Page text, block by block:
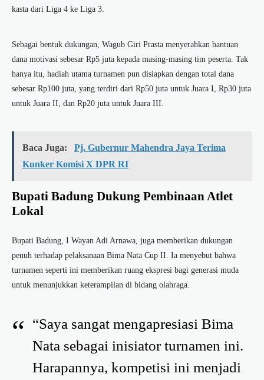
kasta dari Liga 4 ke Liga 3.
Sebagai bentuk dukungan, Wagub Giri Prasta menyerahkan bantuan
dana motivasi sebesar Rp5 juta kepada masing-masing tim peserta. Tak
hanya itu, hadiah utama turnamen pun disiapkan dengan total dana
sebesar Rp100 juta, yang terdiri dari Rp50 juta untuk Juara I, Rp30 juta
untuk Juara II, dan Rp20 juta untuk Juara III.
Baca Juga:
Pj. Gubernur Mahendra Jaya Terima
Kunker Komisi X DPR RI
Bupati Badung Dukung Pembinaan Atlet
Lokal
Bupati Badung, I Wayan Adi Arnawa, juga memberikan dukungan
penuh terhadap pelaksanaan Bima Nata Cup II. Ia menyebut bahwa
turnamen seperti ini memberikan ruang ekspresi bagi generasi muda
untuk menunjukkan keterampilan di bidang olahraga.
“Saya sangat mengapresiasi Bima
Nata sebagai inisiator turnamen ini.
Harapannya, kompetisi ini menjadi